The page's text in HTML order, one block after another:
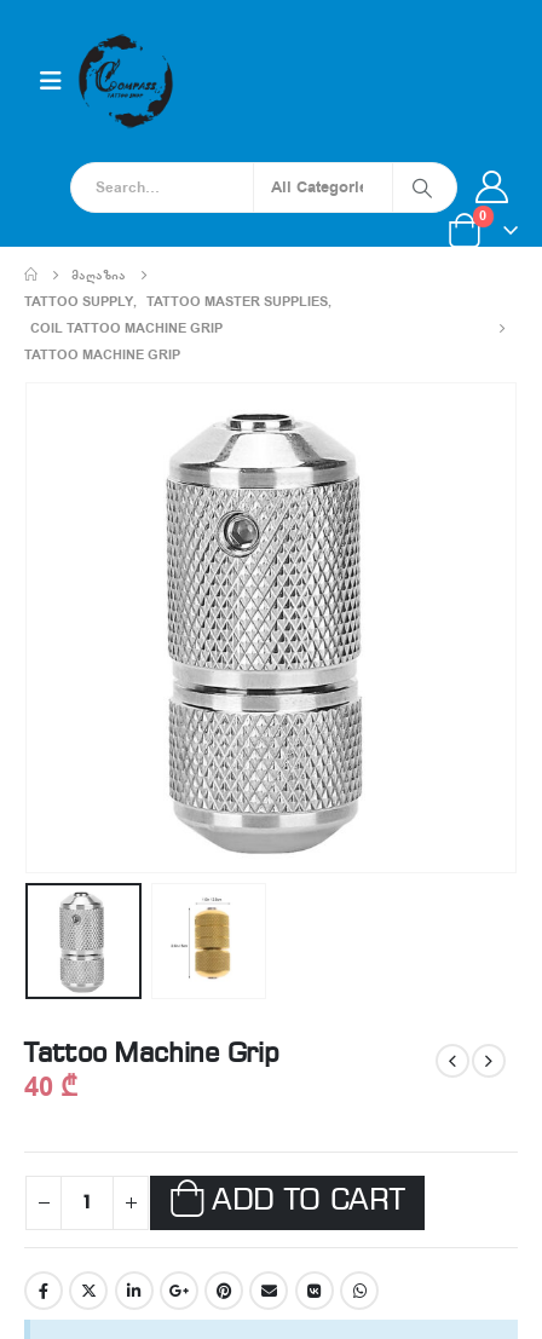
0
ᲛᲐᲦᲐᲖᲘᲐ
TATTOO SUPPLY, TATTOO MASTER SUPPLIES,
COIL TATTOO MACHINE GRIP
TATTOO MACHINE GRIP
Tattoo Machine Grip
40 ₾
ADD TO CART